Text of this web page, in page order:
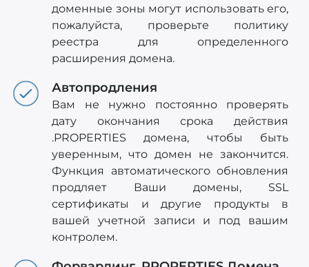
доменные зоны могут использовать его,
пожалуйста, проверьте политику
реестра для определенного
расширения домена.
Автопродления
Вам не нужно постоянно проверять
дату окончания срока действия
.PROPERTIES домена, чтобы быть
уверенным, что домен не закончится.
Функция автоматического обновления
продляет Ваши домены, SSL
сертификаты и другие продукты в
вашей учетной записи и под вашим
контролем.